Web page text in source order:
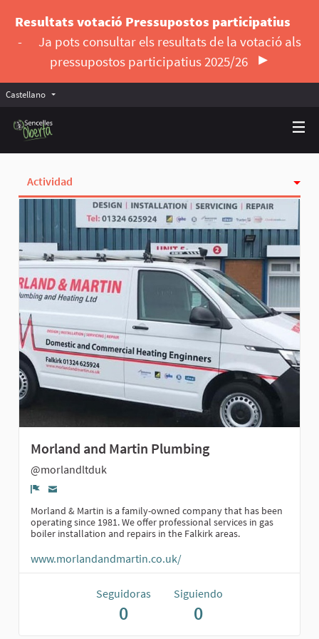
Resultats votació Pressupostos participatius
-
Ja pots consultar els resultats de la votació als
pressupostos participatius 2025/26
Castellano Triar la llengua
Actividad
Siguiendo
Seguidoras
Grupos
Morland and Martin Plumbing
@morlandltduk
Denunciar
Morland & Martin is a family-owned company that has been
operating since 1981. We offer professional services in gas
boiler installation and repairs in the Falkirk areas.
www.morlandandmartin.co.uk/
Seguidoras
0
Siguiendo
0